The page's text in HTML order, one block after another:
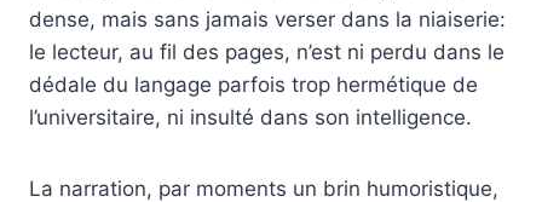
dense, mais sans jamais verser dans la niaiserie:
le lecteur, au fil des pages, n’est ni perdu dans le
dédale du langage parfois trop hermétique de
l’universitaire, ni insulté dans son intelligence.
La narration, par moments un brin humoristique,